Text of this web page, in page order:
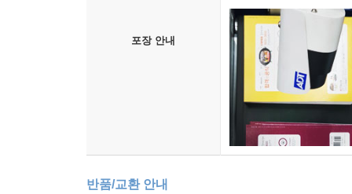
포장 안내
반품/교환 안내